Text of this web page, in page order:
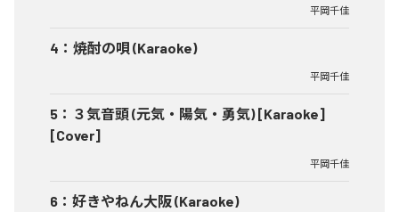
平岡千佳
4 ： 焼酎の唄 (Karaoke)
平岡千佳
5 ： ３気音頭 (元気・陽気・勇気) [Karaoke]
[Cover]
平岡千佳
6 ： 好きやねん大阪 (Karaoke)